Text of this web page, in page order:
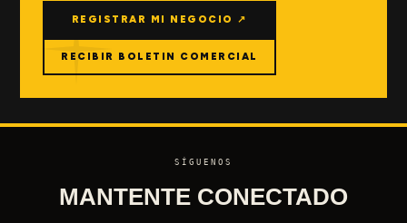
REGISTRAR MI NEGOCIO ↗
RECIBIR BOLETIN COMERCIAL
SÍGUENOS
MANTENTE CONECTADO